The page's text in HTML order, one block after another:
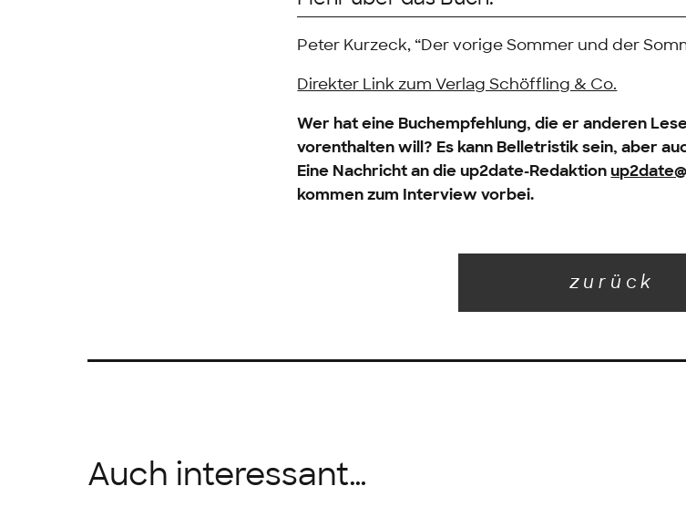
Peter Kurzeck, “Der vorige Sommer und der
Direkter Link zum Verlag Schöffling & Co.
Wer hat eine Buchempfehlung, die er anderen
vorenthalten will? Es kann Belletristik sein, aber
Eine Nachricht an die up2date-Redaktion
kommen zum Interview vorbei.
zurück
Auch interessant…